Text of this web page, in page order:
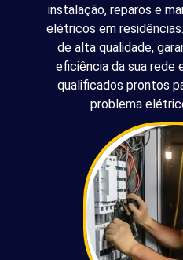
instalação, reparos e
elétricos em
de alta qualidade,
eficiência da sua rede
qualificados prontos
problema